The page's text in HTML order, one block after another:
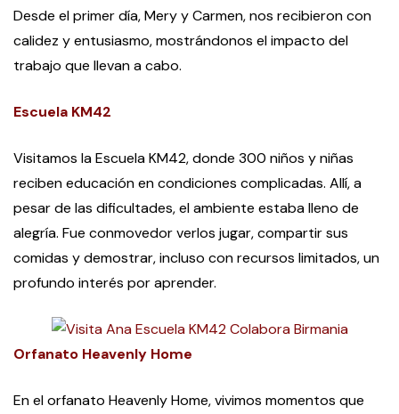
Desde el primer día, Mery y Carmen, nos recibieron con
calidez y entusiasmo, mostrándonos el impacto del
trabajo que llevan a cabo.
Escuela KM42
Visitamos la Escuela KM42, donde 300 niños y niñas
reciben educación en condiciones complicadas. Allí, a
pesar de las dificultades, el ambiente estaba lleno de
alegría. Fue conmovedor verlos jugar, compartir sus
comidas y demostrar, incluso con recursos limitados, un
profundo interés por aprender.
Orfanato Heavenly Home
En el orfanato Heavenly Home, vivimos momentos que